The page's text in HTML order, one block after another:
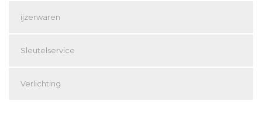
ijzerwaren
Sleutelservice
Verlichting